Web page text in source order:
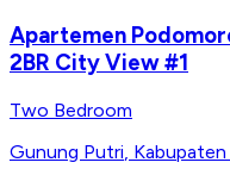
Apartemen
2BR City View #1
Two Bedroom
Gunung Putri,